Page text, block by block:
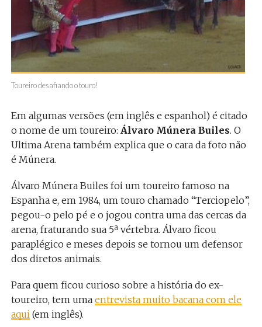
Toureiro desafiando o touro!
Em algumas versões (em inglês e espanhol) é citado
o nome de um toureiro: Álvaro Múnera Builes. O
Ultima Arena também explica que o cara da foto não
é Múnera.
Álvaro Múnera Builes foi um toureiro famoso na
Espanha e, em 1984, um touro chamado “Terciopelo”,
pegou-o pelo pé e o jogou contra uma das cercas da
arena, fraturando sua 5ª vértebra. Álvaro ficou
paraplégico e meses depois se tornou um defensor
dos diretos animais.
Para quem ficou curioso sobre a história do ex-
toureiro, tem uma entrevista muito bacana com ele
aqui (em inglês).